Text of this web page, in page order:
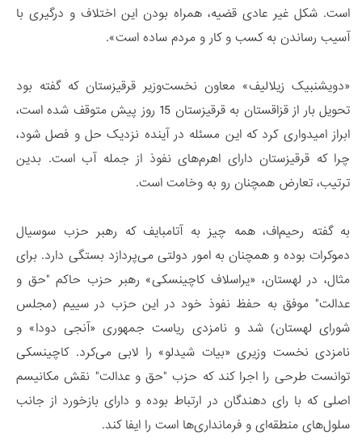
است. شکل غیر عادی قضیه، همراه بودن این اختلاف و درگیری با
آسیب رساندن به کسب و کار و مردم ساده است».
«دویشنبیک زیلالیف» معاون نخست‌وزیر قرقیزستان که گفته بود
تحویل بار از قزاقستان به قرقیزستان 15 روز پیش متوقف شده است،
ابراز امیدواری کرد که این مسئله در آینده نزدیک حل و فصل شود،
چرا که قرقیزستان دارای اهرم‌های نفوذ از جمله آب است. بدین
ترتیب، تعارض همچنان رو به وخامت است.
به گفته رحیم‌اف، همه چیز به آتامبایف که رهبر حزب سوسیال
دموکرات بوده و همچنان به امور دولتی می‌پردازد بستگی دارد. برای
مثال، در لهستان، «یراسلاف کاچینسکی» رهبر حزب حاکم "حق و
عدالت" موفق به حفظ نفوذ خود در این حزب در سییم (مجلس
شورای لهستان) شد و نامزدی ریاست جمهوری «آنجی دودا» و
نامزدی نخست وزیری «بیات شیدلو» را لابی می‌کرد. کاچینسکی
توانست طرحی را اجرا کند که حزب "حق و عدالت" نقش مکانیسم
اصلی که با رای دهندگان در ارتباط بوده و دارای بازخورد از جانب
سلول‌های منطقه‌ای و فرمانداری‌ها است را ایفا کند.